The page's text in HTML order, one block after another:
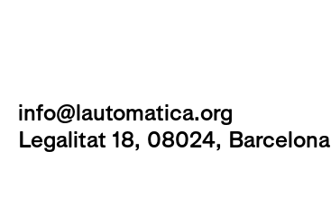
info@lautomatica.org
Legalitat 18, 08024, Barcelona